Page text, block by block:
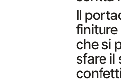
Il
finiture
che si
sfare il